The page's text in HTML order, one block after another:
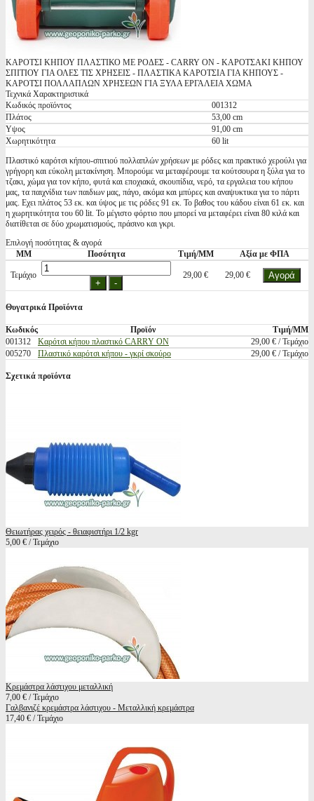
ΚΑΡΟΤΣΙ ΚΗΠΟΥ ΠΛΑΣΤΙΚΟ ΜΕ ΡΟΔΕΣ - CARRY ON - ΚΑΡΟΤΣΑΚΙ ΚΗΠΟΥ
ΣΠΙΤΙΟΥ ΓΙΑ ΟΛΕΣ ΤΙΣ ΧΡΗΣΕΙΣ - ΠΛΑΣΤΙΚΑ ΚΑΡΟΤΣΙΑ ΓΙΑ ΚΗΠΟΥΣ -
ΚΑΡΟΤΣΙ ΠΟΛΛΑΠΛΩΝ ΧΡΗΣΕΩΝ ΓΙΑ ΞΥΛΑ ΕΡΓΑΛΕΙΑ ΧΩΜΑ
Τεχνικά Χαρακτηριστικά
Κωδικός προϊόντος
001312
Πλάτος
53,00 cm
Υψος
91,00 cm
Χωρητικότητα
60 lit
Πλαστικό καρότσι κήπου-σπιτιού πολλαπλών χρήσεων με ρόδες και πρακτικό χερούλι για
γρήγορη και εύκολη μετακίνηση. Μπορούμε να μεταφέρουμε τα κούτσουρα η ξύλα για το
τζακι, χώμα για τον κήπο, φυτά και εποχιακά, σκουπίδια, νερό, τα εργαλεια του κήπου
μας, τα παιχνίδια των παιδιων μας, πάγο, ακόμα και μπύρες και αναψυκτικα για το πάρτι
μας. Εχει πλάτος 53 εκ. και ύψος με τις ρόδες 91 εκ. Το βαθος του κάδου είναι 61 εκ. και
η χωρητικότητα του 60 lit. Το μέγιστο φόρτιο που μπορεί να μεταφέρει είναι 80 κιλά και
διατίθεται σε δύο χρωματισμούς, πράσινο και γκρι.
Επιλογή ποσότητας & αγορά
ΜΜ
Ποσότητα Τιμή/ΜΜ Αξία με ΦΠΑ
Τεμάχιο 29,00 € 29,00 €
Θυγατρικά Προϊόντα
Κωδικός Προϊόν
Τιμή/ΜΜ
001312
Καρότσι κήπου πλαστικό CΑRRΥ ΟΝ
29,00 € / Τεμάχιο
005270
Πλαστικό καρότσι κήπου - γκρί σκούρο 29,00 € / Τεμάχιο
Σχετικά προϊόντα
Θειωτήρας χειρός - θειαφιστήρι 1/2 kgr
5,00 € / Τεμάχιο
Κρεμάστρα λάστιχου μεταλλική
7,00 € / Τεμάχιο
Γαλβανιζέ κρεμάστρα λάστιχου - Μεταλλική κρεμάστρα
17,40 € / Τεμάχιο